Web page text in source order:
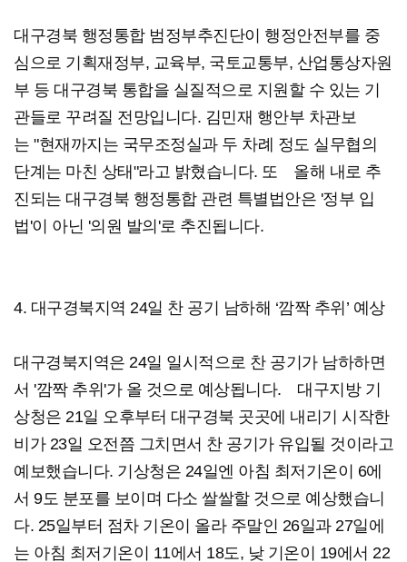
대구경북 행정통합 범정부추진단이 행정안전부를 중
심으로 기획재정부, 교육부, 국토교통부, 산업통상자원
부 등 대구경북 통합을 실질적으로 지원할 수 있는 기
관들로 꾸려질 전망입니다. 김민재 행안부 차관보
는 "현재까지는 국무조정실과 두 차례 정도 실무협의
단계는 마친 상태"라고 밝혔습니다. 또 올해 내로 추
진되는 대구경북 행정통합 관련 특별법안은 '정부 입
법'이 아닌 '의원 발의'로 추진됩니다.
4. 대구경북지역 24일 찬 공기 남하해 ‘깜짝 추위’ 예상
대구경북지역은 24일 일시적으로 찬 공기가 남하하면
서 '깜짝 추위'가 올 것으로 예상됩니다. 대구지방 기
상청은 21일 오후부터 대구경북 곳곳에 내리기 시작한
비가 23일 오전쯤 그치면서 찬 공기가 유입될 것이라고
예보했습니다. 기상청은 24일엔 아침 최저기온이 6에
서 9도 분포를 보이며 다소 쌀쌀할 것으로 예상했습니
다. 25일부터 점차 기온이 올라 주말인 26일과 27일에
는 아침 최저기온이 11에서 18도, 낮 기온이 19에서 22